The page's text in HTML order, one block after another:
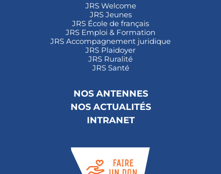
JRS Welcome
JRS Jeunes
JRS École de français
JRS Emploi & Formation
JRS Accompagnement juridique
JRS Plaidoyer
JRS Ruralité
JRS Santé
NOS ANTENNES
NOS ACTUALITÉS
INTRANET